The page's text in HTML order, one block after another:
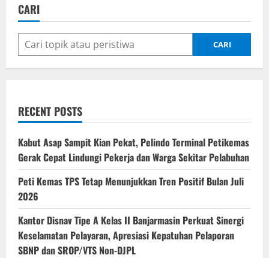
CARI
CARI
RECENT POSTS
Kabut Asap Sampit Kian Pekat, Pelindo Terminal Petikemas
Gerak Cepat Lindungi Pekerja dan Warga Sekitar Pelabuhan
Peti Kemas TPS Tetap Menunjukkan Tren Positif Bulan Juli
2026
Kantor Disnav Tipe A Kelas II Banjarmasin Perkuat Sinergi
Keselamatan Pelayaran, Apresiasi Kepatuhan Pelaporan
SBNP dan SROP/VTS Non-DJPL